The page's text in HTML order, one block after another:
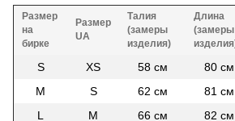
Размер
на
бирке
Размер
UA
Талия
(замеры
изделия)
Длина
(замеры
S XS 58 см 80 см
M
S 62 см 81 см
L
M 66 см 82 см